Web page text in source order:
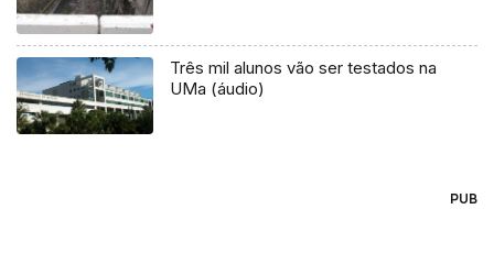
Três mil alunos vão ser testados na
UMa (áudio)
PUB